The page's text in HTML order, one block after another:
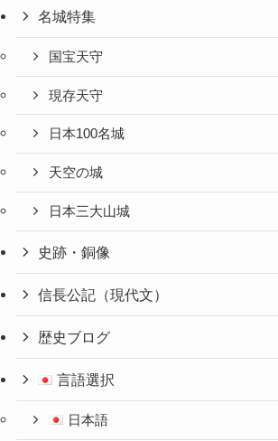
名城特集
国宝天守
現存天守
日本100名城
天空の城
日本三大山城
史跡・銅像
信長公記（現代文）
歴史ブログ
言語選択
日本語